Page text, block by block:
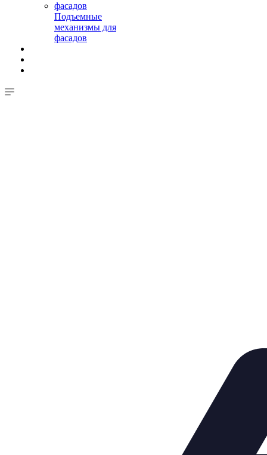
Подъемные
механизмы для
фасадов